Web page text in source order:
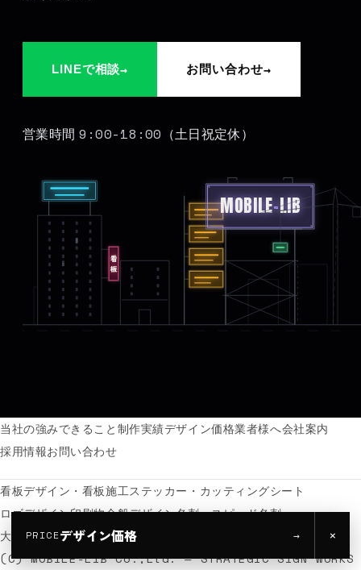
LINEで相談→ お問い合わせ→
営業時間 9:00-18:00 （土日祝定休）
看板
MOBILE-LIB
PRICEデザイン価格 → ×
当社の強みできること制作実績デザイン価格業者様へ会社案内
採用情報お問い合わせ
看板デザイン・看板施工ステッカー・カッティングシート
ロゴデザイン印刷物全般デザイン名刺・スピード名刺
大判出力・ポスター
(C) MOBILE-LIB Co.,Ltd. — STRATEGIC SIGN WORKS